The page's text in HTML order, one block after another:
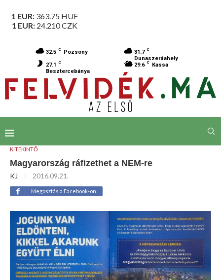
1 EUR: 363.75 HUF
1 EUR: 24.210CZK
32.5 C Pozsony 31.7 C
Dunaszerdahely
27.1 C
Besztercebánya
29.6 C Kassa
KITEKINTŐ
Magyarország ráfizethet a NEM-re
KJ 2016.09.21.
Megosztás a Facebook-on